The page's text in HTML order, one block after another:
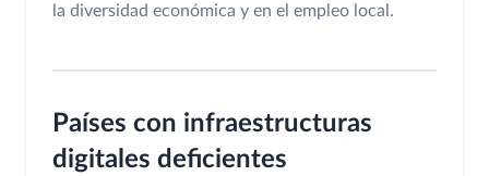
la diversidad económica y en el empleo local.
Países con infraestructuras
digitales deficientes